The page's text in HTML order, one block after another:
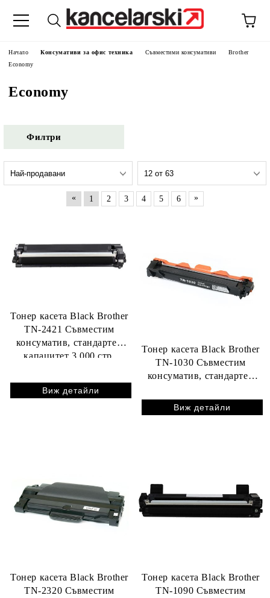
Начало Консумативи за офис техника Съвместими консумативи
Brother
Economy
Economy
Филтри
« 1 2 3 4 5 6 »
Тонер касета Black Brother
TN-2421 Съвместим
консуматив, стандартен
капацитет 3 000 стр.
Виж детайли
Тонер касета Black Brother
TN-1030 Съвместим
консуматив, стандартен
Виж детайли
Тонер касета Black Brother
TN-2320 Съвместим
Тонер касета Black Brother
TN-1090 Съвместим